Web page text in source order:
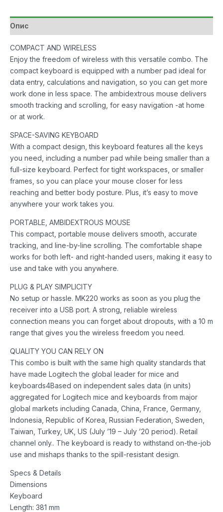
количина
Опис
COMPACT AND WIRELESS
Enjoy the freedom of wireless with this versatile combo. The
compact keyboard is equipped with a number pad ideal for
data entry, calculations and navigation, so you can get more
work done in less space. The ambidextrous mouse delivers
smooth tracking and scrolling, for easy navigation -at home
or at work.
SPACE-SAVING KEYBOARD
With a compact design, this keyboard features all the keys
you need, including a number pad while being smaller than a
full-size keyboard. Perfect for tight workspaces, or smaller
frames, so you can place your mouse closer for less
reaching and better body posture. Plus, it’s easy to move
anywhere your work takes you.
PORTABLE, AMBIDEXTROUS MOUSE
This compact, portable mouse delivers smooth, accurate
tracking, and line-by-line scrolling. The comfortable shape
works for both left- and right-handed users, making it easy to
use and take with you anywhere.
PLUG & PLAY SIMPLICITY
No setup or hassle. MK220 works as soon as you plug the
receiver into a USB port. A strong, reliable wireless
connection means you can forget about dropouts, with a 10 m
range that gives you the wireless freedom you need.
QUALITY YOU CAN RELY ON
This combo is built with the same high quality standards that
have made Logitech the global leader for mice and
keyboards4Based on independent sales data (in units)
aggregated for Logitech mice and keyboards from major
global markets including Canada, China, France, Germany,
Indonesia, Republic of Korea, Russian Federation, Sweden,
Taiwan, Turkey, UK, US (July ’19 – July ’20 period). Retail
channel only.. The keyboard is ready to withstand on-the-job
use and mishaps thanks to the spill-resistant design.
Specs & Details
Dimensions
Keyboard
Length: 381 mm